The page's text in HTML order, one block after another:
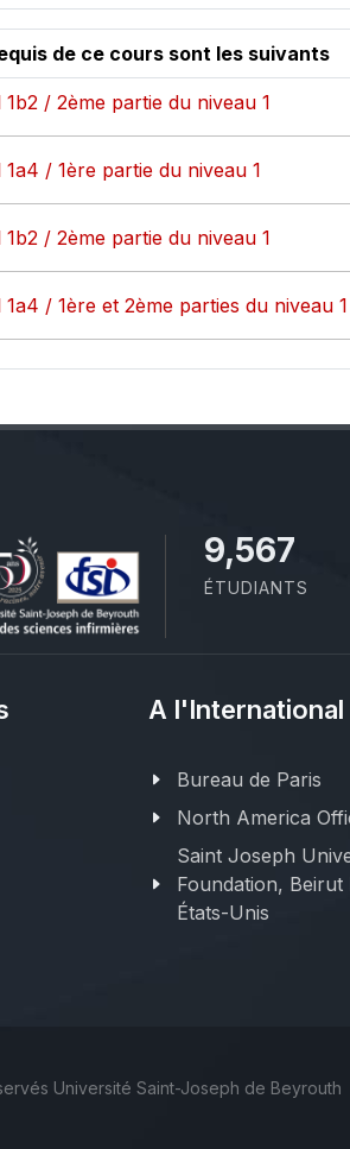
de ce cours sont les suivants
1b2 / 2ème partie du niveau 1
1a4 / 1ère partie du niveau 1
1b2 / 2ème partie du niveau 1
1a4 / 1ère et 2ème parties du niveau 1
10,801
ÉTUDIANTS
A l'International
Bureau de Paris
North America
Saint Joseph
Foundation, Beirut
États-Unis
Université Saint-Joseph de Beyrouth